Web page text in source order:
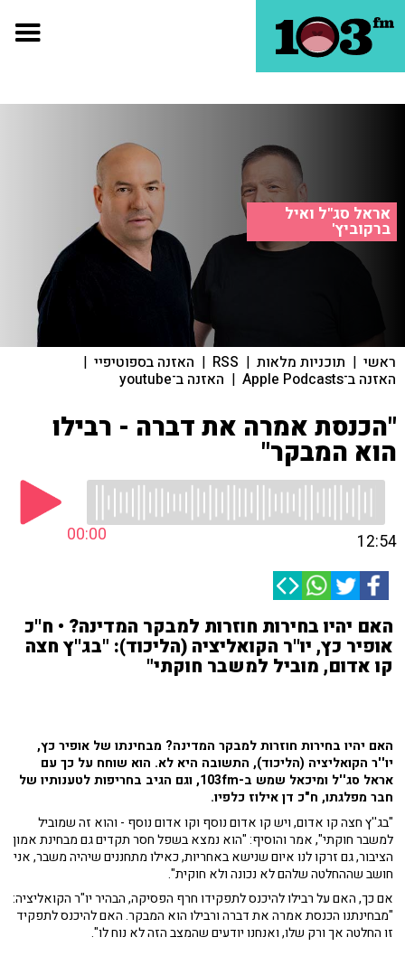
אראל סג"ל ואיל
ברקוביץ'
ראשי | תוכניות מלאות |
RSS
| האזנה בספוטיפיי |
האזנה ב־Apple Podcasts | האזנה ב־youtube
"הכנסת אמרה את דברה - רבילו
הוא המבקר"
00:00 12:54
האם יהיו בחירות חוזרות למבקר המדינה? • ח''כ
אופיר כץ, יו''ר הקואליציה (הליכוד): "בג''ץ חצה
קו אדום, מוביל למשבר חוקתי"
האם יהיו בחירות חוזרות למבקר המדינה? מבחינתו של אופיר כץ,
יו''ר הקואליציה (הליכוד), התשובה היא לא. הוא שוחח על כך עם
אראל סג''ל ומיכאל שמש ב-103fm, וגם הגיב בחריפות לטענותיו של
חבר מפלגתו, ח"כ דן אילוז כלפיו.
"בג''ץ חצה קו אדום, ויש קו אדום נוסף וקו אדום נוסף - והוא זה שמוביל
למשבר חוקתי", אמר והוסיף: "הוא נמצא בשפל חסר תקדים גם מבחינת אמון
הציבור, גם זרקו לנו איום שנישא באחריות, כאילו מתחננים שיהיה משבר, אני
חושב שההחלטה שלהם לא נכונה ולא חוקית".
אם כך, האם על רבילו להיכנס לתפקידו חרף הפסיקה, הבהיר יו"ר הקואליציה:
"מבחינתנו הכנסת אמרה את דברה ורבילו הוא המבקר. האם להיכנס לתפקיד
זו החלטה אך ורק שלו, ואנחנו יודעים שהמצב הזה לא נוח לו".